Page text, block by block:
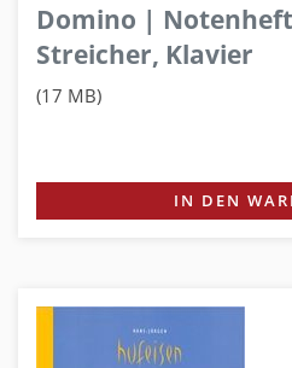
Domino |
Streicher, Klavier
(17 MB)
IN DEN